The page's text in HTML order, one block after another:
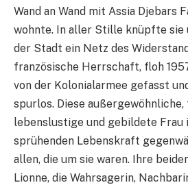
Wand an Wand mit Assia Djebars
wohnte. In aller Stille knüpfte sie
der Stadt ein Netz des
französische Herrschaft, floh
von der Kolonialarmee gefasst
spurlos. Diese
lebenslustige und gebildete Frau
sprühenden Lebenskraft
allen, die um sie waren. Ihre
Lionne, die Wahrsagerin,